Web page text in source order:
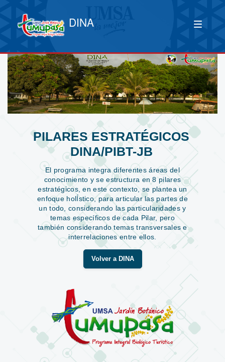
DINA
PILARES ESTRATÉGICOS
DINA/PIBT-JB
El programa integra diferentes áreas del
conocimiento y se estructura en 8 pilares
estratégicos, en este contexto, se plantea un
enfoque holÍstico, para articular las partes de
un todo, considerando las particularidades y
temas específicos de cada Pilar, pero
también considerando temas transversales e
interrelaciones entre ellos.
Volver a DINA